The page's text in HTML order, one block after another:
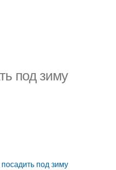
под зиму
под зиму